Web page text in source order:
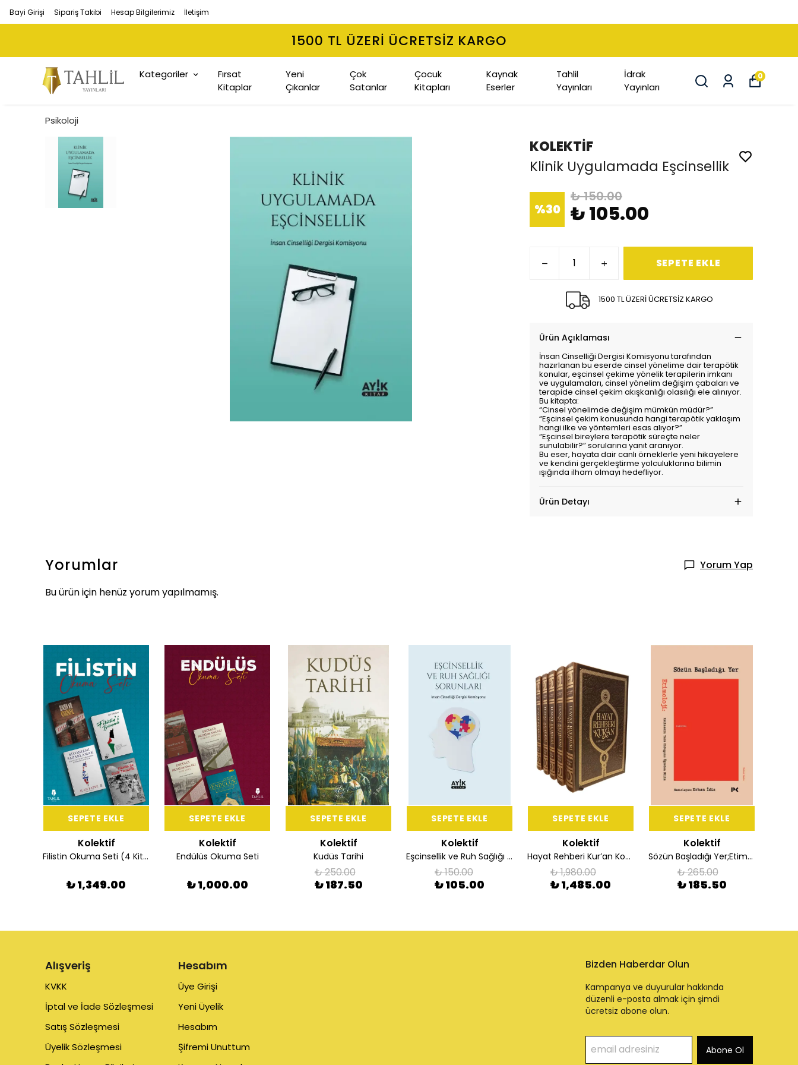
Bayi Girişi Sipariş Takibi Hesap Bilgilerimiz İletişim
1500 TL ÜZERI ÜCRETSIZ KARGO
Kategoriler
Fırsat
Kitaplar
Yeni
Çıkanlar
Çok
Satanlar
Çocuk
Kitapları
Kaynak
Eserler
Tahlil
Yayınları
İdrak
Yayınları
0
Psikoloji
KOLEKTİF
Klinik Uygulamada Eşcinsellik
%30
₺ 150.00
₺ 105.00
SEPETE EKLE
1500 TL ÜZERİ ÜCRETSİZ KARGO
Ürün Açıklaması
İnsan Cinselliği Dergisi Komisyonu tarafından
hazırlanan bu eserde cinsel yönelime dair terapötik
konular, eşcinsel çekime yönelik terapilerin imkanı
ve uygulamaları, cinsel yönelim değişim çabaları ve
terapide cinsel çekim akışkanlığı olasılığı ele alınıyor.
Bu kitapta:
“Cinsel yönelimde değişim mümkün müdür?”
“Eşcinsel çekim konusunda hangi terapötik yaklaşım
hangi ilke ve yöntemleri esas alıyor?”
“Eşcinsel bireylere terapötik süreçte neler
sunulabilir?” sorularına yanıt aranıyor.
Bu eser, hayata dair canlı örneklerle yeni hikayelere
ve kendini gerçekleştirme yolculuklarına bilimin
ışığında ilham olmayı hedefliyor.
Ürün Detayı
Yorumlar
Yorum Yap
Bu ürün için henüz yorum yapılmamış.
SEPETE EKLE
Kolektif
Filistin Okuma Seti (4 Kitap)
₺ 1,349.00
SEPETE EKLE
Kolektif
Endülüs Okuma Seti
₺ 1,000.00
SEPETE EKLE
Kolektif
Kudüs Tarihi
₺ 250.00
₺ 187.50
SEPETE EKLE
Kolektif
Eşcinsellik ve Ruh Sağlığı Sorunları
₺ 150.00
₺ 105.00
SEPETE EKLE
Kolektif
Hayat Rehberi Kur’an Konulu Tefsir 5 Cilt (Orta Boy)
₺ 1,980.00
₺ 1,485.00
SEPETE EKLE
Kolektif
Sözün Başladığı Yer;Etimoloji: Kelimenin Yara Olduğunu Öğreten Bilim
₺ 265.00
₺ 185.50
Alışveriş
KVKK
İptal ve İade Sözleşmesi
Satış Sözleşmesi
Üyelik Sözleşmesi
Hesabım
Üye Girişi
Yeni Üyelik
Hesabım
Şifremi Unuttum
Bizden Haberdar Olun
Kampanya ve duyurular hakkında
düzenli e-posta almak için şimdi
ücretsiz abone olun.
Abone Ol